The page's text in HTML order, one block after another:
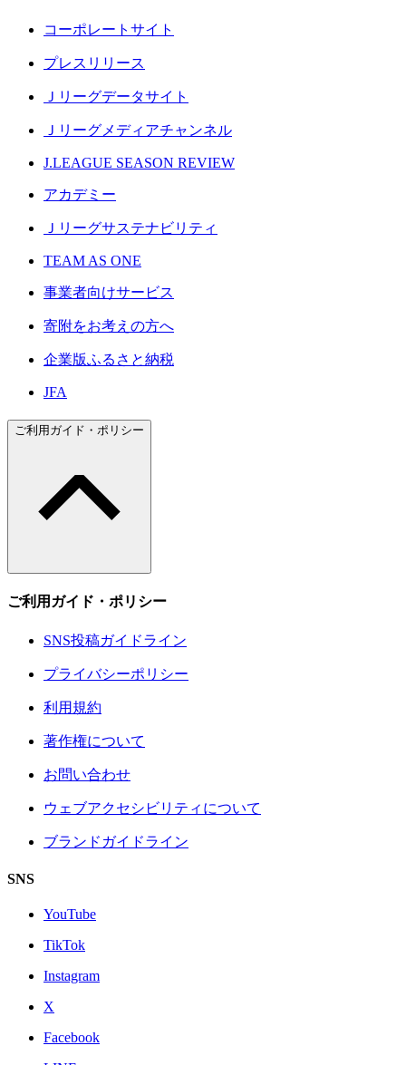
コーポレートサイト
プレスリリース
Ｊリーグデータサイト
Ｊリーグメディアチャンネル
J.LEAGUE SEASON REVIEW
アカデミー
Ｊリーグサステナビリティ
TEAM AS ONE
事業者向けサービス
寄附をお考えの方へ
企業版ふるさと納税
JFA
ご利用ガイド・ポリシー
ご利用ガイド・ポリシー
SNS投稿ガイドライン
プライバシーポリシー
利用規約
著作権について
お問い合わせ
ウェブアクセシビリティについて
ブランドガイドライン
SNS
YouTube
TikTok
Instagram
X
Facebook